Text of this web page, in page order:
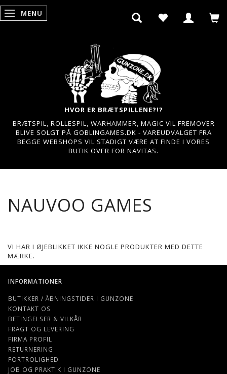
SKIFTE NAVIGATION
MENU
HVOR ER BRÆTSPILLENE?!?
BRÆTSPIL, ROLLESPIL, WARHAMMER, MAGIC VIL FREMOVER
BLIVE SOLGT PÅ GOBLINGAMES.DK - VAREUDVALGET FRA
BEGGE WEBSHOPS VIL STADIGT VÆRE AT FINDE I VORES
BUTIK OVER FOR NAVITAS.
NAUVOO GAMES
VI HAR I ØJEBLIKKET IKKE NOGLE PRODUKTER MED DETTE
MÆRKE.
INFORMATIONER
BUTIKKER / ÅBNINGSTIDER I GUNZONE
KONTAKT OS
BETINGELSER & VILKÅR
FRAGT OG LEVERING
FIRMA PROFIL
RETURNERING
FORTROLIGHED
JOB OG PRAKTIK I GUNZONE